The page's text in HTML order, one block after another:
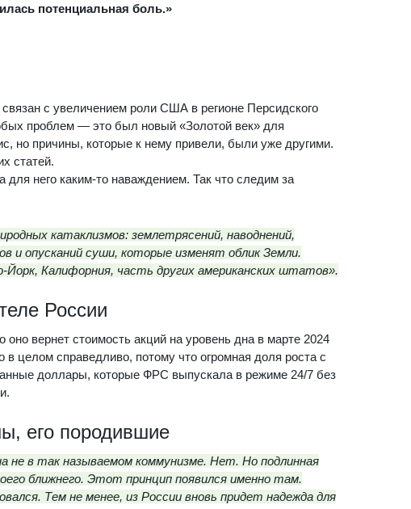
потенциальная боль.»
с увеличением роли США в регионе Персидского
проблем — это был новый «Золотой век» для
но причины, которые к нему привели, были уже другими.
статей.
него каким-то наваждением. Так что следим за
катаклизмов: землетрясений, наводнений,
и опусканий суши, которые изменят облик Земли.
Калифорния, часть других американских штатов».
России
оно вернет стоимость акций на уровень дна в марте 2024
в целом справедливо, потому что огромная доля роста с
доллары, которые ФРС выпускала в режиме 24/7 без
его породившие
не в так называемом коммунизме. Нет. Но подлинная
ближнего. Этот принцип появился именно там.
Тем не менее, из России вновь придет надежда для